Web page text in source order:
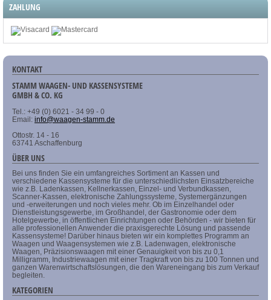
ZAHLUNG
KONTAKT
STAMM WAAGEN- UND KASSENSYSTEME
GMBH & CO. KG
Tel.: +49 (0) 6021 - 34 99 - 0
Email: info@waagen-stamm.de
Ottostr. 14 - 16
63741 Aschaffenburg
ÜBER UNS
Bei uns finden Sie ein umfangreiches Sortiment an Kassen und
verschiedene Kassensysteme für die unterschiedlichsten Einsatzbereiche
wie z.B. Ladenkassen, Kellnerkassen, Einzel- und Verbundkassen,
Scanner-Kassen, elektronische Zahlungssysteme, Systemergänzungen
und -erweiterungen und noch vieles mehr. Ob im Einzelhandel oder
Dienstleistungsgewerbe, im Großhandel, der Gastronomie oder dem
Hotelgewerbe, in öffentlichen Einrichtungen oder Behörden - wir bieten für
alle professionellen Anwender die praxisgerechte Lösung und passende
Kassensysteme! Darüber hinaus bieten wir ein komplettes Programm an
Waagen und Waagensystemen wie z.B. Ladenwagen, elektronische
Waagen, Präzisionswaagen mit einer Genauigkeit von bis zu 0,1
Milligramm, Industriewaagen mit einer Tragkraft von bis zu 100 Tonnen und
ganzen Warenwirtschaftslösungen, die den Wareneingang bis zum Verkauf
begleiten.
KATEGORIEN